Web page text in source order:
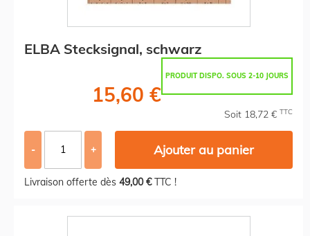
ELBA Stecksignal, schwarz
PRODUIT DISPO. SOUS 2-10 JOURS
15,60 €
Soit 18,72 € TTC
- + Ajouter au panier
Livraison offerte dès 49,00 €TTC !